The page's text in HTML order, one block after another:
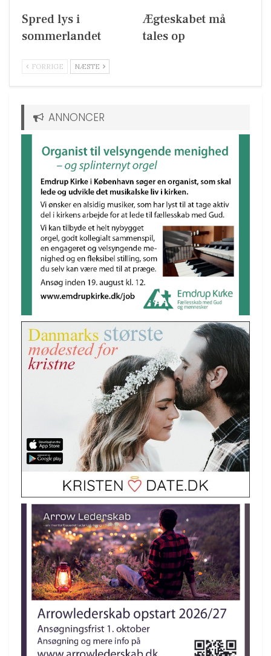
Spred lys i
sommerlandet
Ægteskabet må
tales op
FORRIGE NÆSTE
ANNONCER